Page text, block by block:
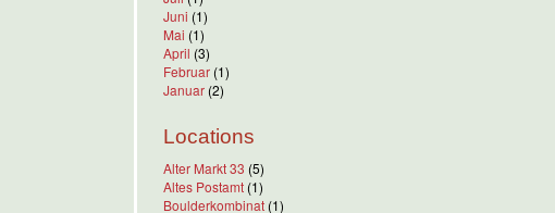
Juni (1)
Mai (1)
April (3)
Februar (1)
Januar (2)
Locations
Alter Markt 33 (5)
Altes Postamt (1)
Boulderkombinat (1)